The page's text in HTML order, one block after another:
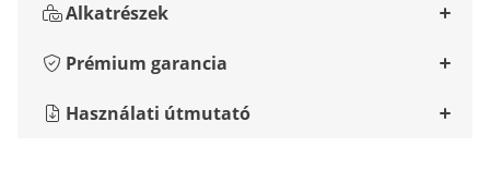
Alkatrészek
Prémium garancia
Használati útmutató